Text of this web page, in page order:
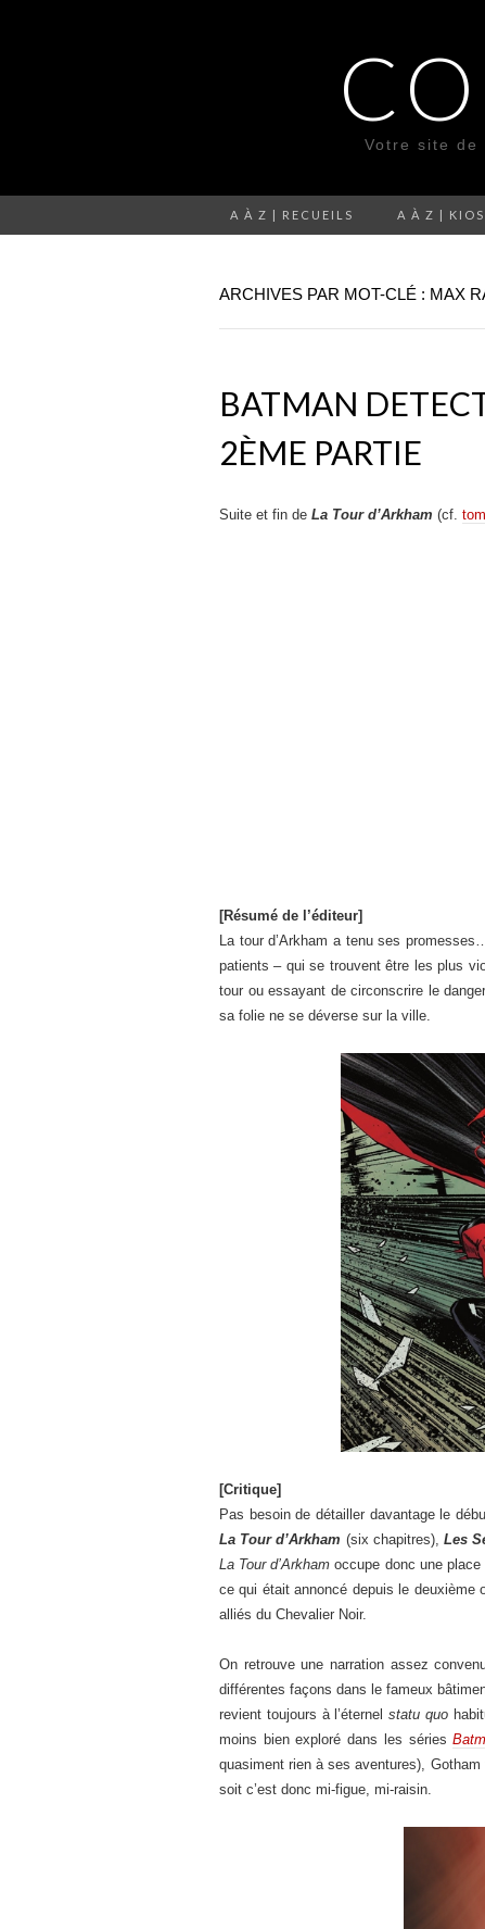
Votre site de
A À Z | RECUEILS A À Z |
ARCHIVES PAR MOT-CLÉ : MAX
BATMAN
2ÈME PARTIE
Suite et fin de La Tour d’Arkham (cf.
[Résumé de l’éditeur]
La tour d’Arkham a tenu ses
patients – qui se trouvent être les plus
tour ou essayant de circonscrire le
sa folie ne se déverse sur la ville.
[Critique]
Pas besoin de détailler davantage le
La Tour d’Arkham (six chapitres),Les
La Tour d’Arkham occupe donc une
ce qui était annoncé depuis le
alliés du Chevalier Noir.
On retrouve une narration assez
différentes façons dans le fameux
revient toujours à l’éternelstatu quo
moins bien exploré dans les séries
quasiment rien à ses aventures),
soit c’est donc mi-figue, mi-raisin.